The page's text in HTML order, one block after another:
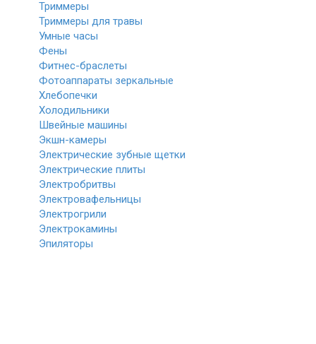
Триммеры
Триммеры для травы
Умные часы
Фены
Фитнес-браслеты
Фотоаппараты зеркальные
Хлебопечки
Холодильники
Швейные машины
Экшн-камеры
Электрические зубные щетки
Электрические плиты
Электробритвы
Электровафельницы
Электрогрили
Электрокамины
Эпиляторы